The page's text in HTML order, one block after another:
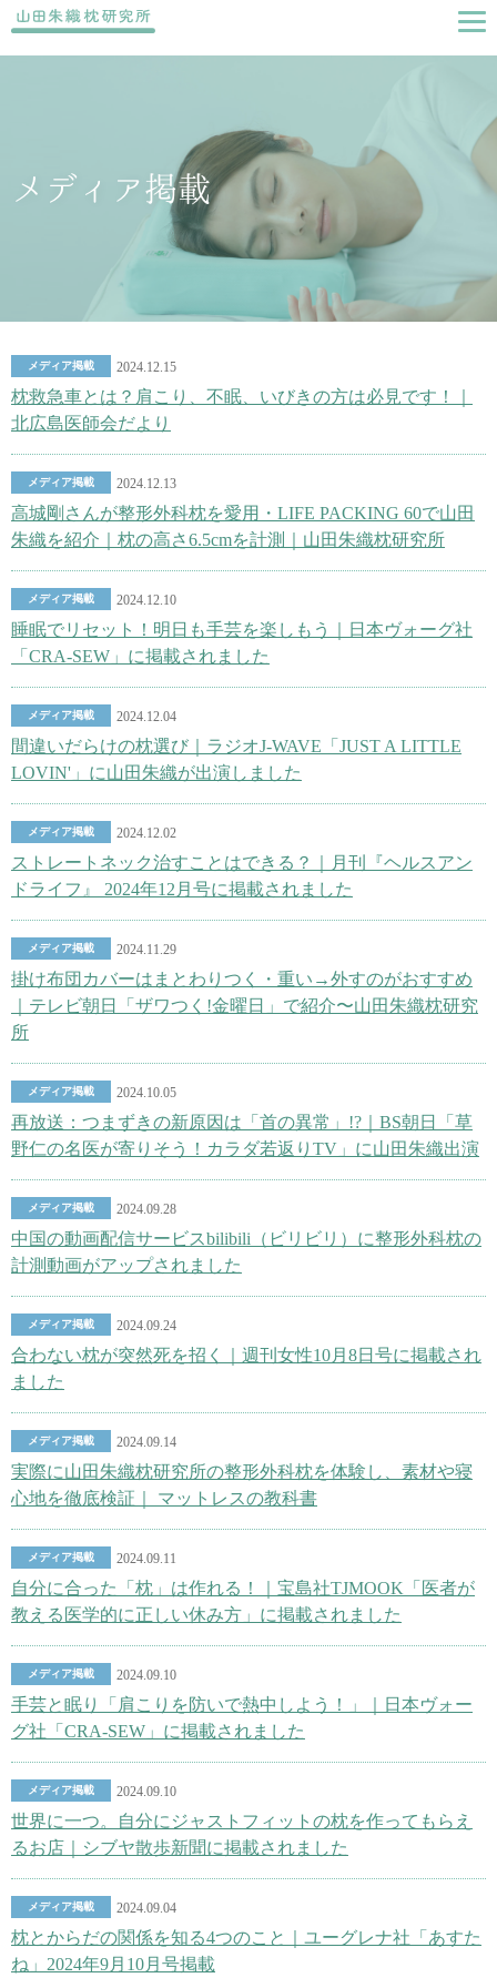
メディア掲載
メディア掲載 2024.12.15
枕救急車とは？肩こり、不眠、いびきの方は必見です！｜
北広島医師会だより
メディア掲載 2024.12.13
高城剛さんが整形外科枕を愛用・LIFE PACKING 60で山田
朱織を紹介｜枕の高さ6.5cmを計測｜山田朱織枕研究所
メディア掲載 2024.12.10
睡眠でリセット！明日も手芸を楽しもう｜日本ヴォーグ社
「CRA-SEW」に掲載されました
メディア掲載 2024.12.04
間違いだらけの枕選び｜ラジオJ-WAVE「JUST A LITTLE
LOVIN'」に山田朱織が出演しました
メディア掲載 2024.12.02
ストレートネック治すことはできる？｜月刊『ヘルスアン
ドライフ』 2024年12月号に掲載されました
メディア掲載 2024.11.29
掛け布団カバーはまとわりつく・重い→外すのがおすすめ
｜テレビ朝日「ザワつく!金曜日」で紹介〜山田朱織枕研究
所
メディア掲載 2024.10.05
再放送：つまずきの新原因は「首の異常」!?｜BS朝日「草
野仁の名医が寄りそう！カラダ若返りTV」に山田朱織出演
メディア掲載 2024.09.28
中国の動画配信サービスbilibili（ビリビリ）に整形外科枕の
計測動画がアップされました
メディア掲載 2024.09.24
合わない枕が突然死を招く｜週刊女性10月8日号に掲載され
ました
メディア掲載 2024.09.14
実際に山田朱織枕研究所の整形外科枕を体験し、素材や寝
心地を徹底検証｜ マットレスの教科書
メディア掲載 2024.09.11
自分に合った「枕」は作れる！｜宝島社TJMOOK「医者が
教える医学的に正しい休み方」に掲載されました
メディア掲載 2024.09.10
手芸と眠り「肩こりを防いで熱中しよう！」｜日本ヴォー
グ社「CRA-SEW」に掲載されました
メディア掲載 2024.09.10
世界に一つ。自分にジャストフィットの枕を作ってもらえ
るお店｜シブヤ散歩新聞に掲載されました
メディア掲載 2024.09.04
枕とからだの関係を知る4つのこと｜ユーグレナ社「あすた
ね」2024年9月10月号掲載